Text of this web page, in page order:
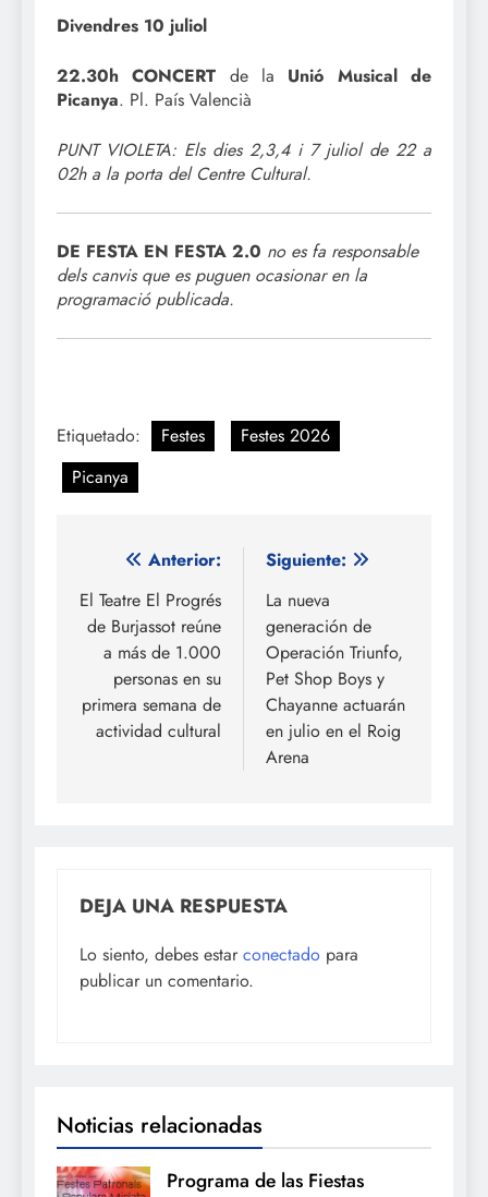
Divendres 10 juliol
22.30h CONCERT de la Unió Musical de
Picanya. Pl. País Valencià
PUNT VIOLETA: Els dies 2,3,4 i 7 juliol de 22 a
02h a la porta del Centre Cultural.
DE FESTA EN FESTA 2.0 no es fa responsable
dels canvis que es puguen ocasionar en la
programació publicada.
Etiquetado: Festes
Festes 2026
Picanya
Navegación
de
entradas
Anterior:
El Teatre El Progrés
de Burjassot reúne
a más de 1.000
personas en su
primera semana de
actividad cultural
Siguiente:
La nueva
generación de
Operación Triunfo,
Pet Shop Boys y
Chayanne actuarán
en julio en el Roig
Arena
DEJA UNA RESPUESTA
Lo siento, debes estar conectado para
publicar un comentario.
Noticias relacionadas
Programa de las Fiestas